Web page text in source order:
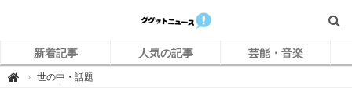
新着記事 人気の記事 芸能・音楽
 グ 世の中・話題